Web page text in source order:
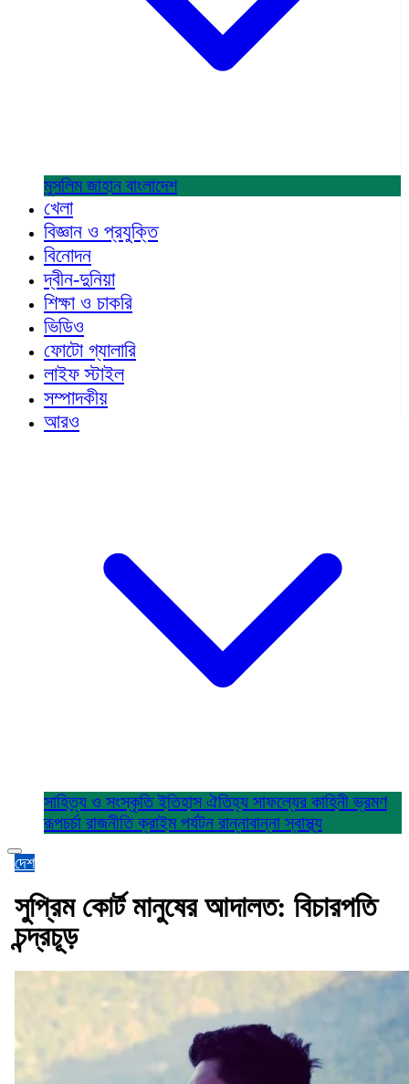
মুসলিম জাহান বাংলাদেশ
খেলা
বিজ্ঞান ও প্রযুক্তি
বিনোদন
দ্বীন-দুনিয়া
শিক্ষা ও চাকরি
ভিডিও
ফোটো গ্যালারি
লাইফ স্টাইল
সম্পাদকীয়
আরও
সাহিত্য ও সংস্কৃতিইতিহাস ঐতিহ্য সাফল্যের কাহিনীভ্রমণ
রূপচর্চা রাজনীতিক্রাইম পর্যটন রান্নাবান্নাস্বাস্থ্য
দেশ
সুপ্রিম কোর্ট মানুষের আদালত: বিচারপতি
চন্দ্রচূড়